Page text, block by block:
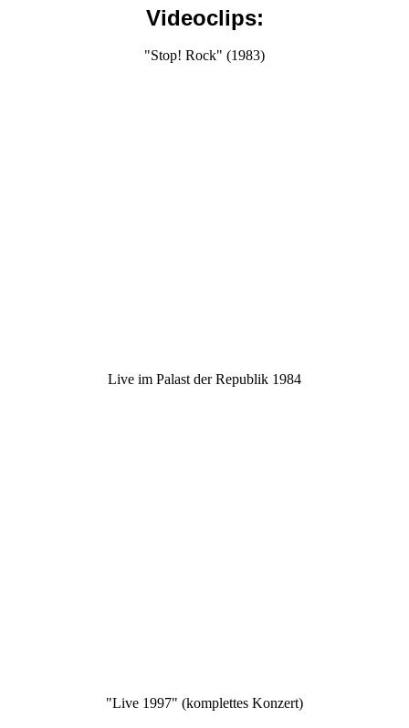
Videoclips:
"Stop! Rock" (1983)
Live im Palast der Republik 1984
"Live 1997" (komplettes Konzert)